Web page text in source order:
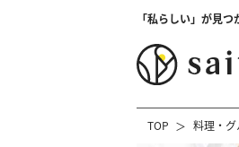
「私らしい」が見
TOP 料理・グ